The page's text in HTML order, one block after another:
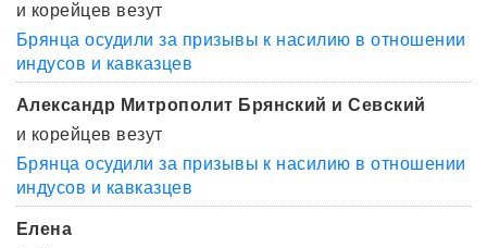
и корейцев везут
Брянца осудили за призывы к насилию в отношении
индусов и кавказцев
Александр Митрополит Брянский и Севский
и корейцев везут
Брянца осудили за призывы к насилию в отношении
индусов и кавказцев
Елена